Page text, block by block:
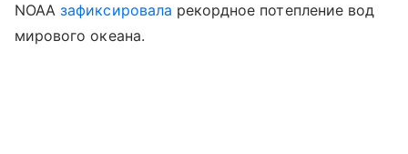
NOAAзафиксировала рекордное потепление вод
мирового океана.